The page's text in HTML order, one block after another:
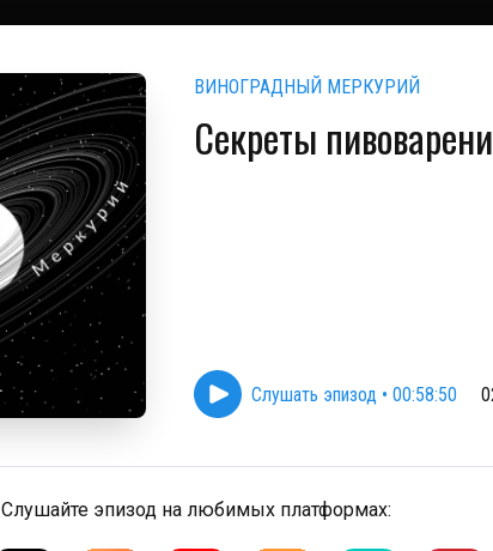
ВИНОГРАДНЫЙ МЕРКУРИЙ
Секреты
Слушать эпизод • 00:58:50
Слушайте эпизод на любимых платформах: